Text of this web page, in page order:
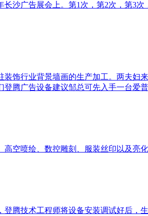
沙广告展会上。第1次，第2次，第3
饰行业背景墙画的生产加工。两夫
腾广告设备建议邹总可先入手一台爱普
空喷绘、数控雕刻、服装丝印以及亮
腾技术工程师将设备安装调试好后，